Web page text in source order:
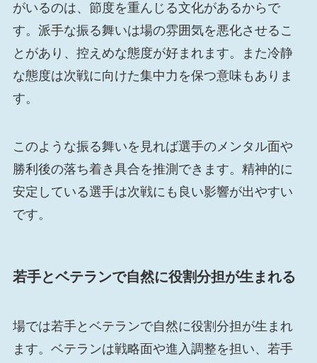
がいるのは、節度を重んじる文化があるからで
す。派手な振る舞いは場の雰囲気を悪化させるこ
とがあり、控えめな態度が好まれます。また冷静
な態度は次戦に向けた集中力を保つ意味もありま
す。
このような振る舞いを見れば選手のメンタル面や
勝利後の落ち着き具合を推測できます。精神的に
安定している選手は次戦にも良い影響が出やすい
です。
若手とベテランで自然に役割分担が生まれる
場では若手とベテランで自然に役割分担が生まれ
ます。ベテランは戦略面や進入調整を担い、若手